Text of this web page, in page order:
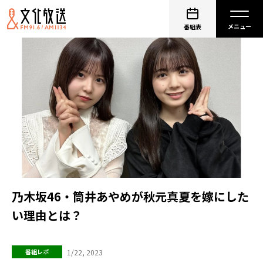
番組表
乃木坂46・筒井あやめが秋元真夏を嫁にした
い理由とは？
番組レポ 1/22, 2023